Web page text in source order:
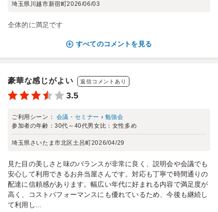
埼玉県川越市新宿町2026/06/03
全体的に満足です
すべてのコメントを見る
豪華な感じがよい 返信コメントあり
3.5
ご利用シーン： 会議・セミナー › 勉強会
参加者の年齢：30代～40代男女比： 女性多め
埼玉県さいたま市北区土呂町2026/04/29
見た目の美しさと味のバランスが非常に良く、説明会や会議でも
安心して利用できるお弁当屋さんです。対応も丁寧で時間通りの
配達に信頼感があります。幅広い年代に好まれる内容で満足度が
高く、コストパフォーマンスにも優れているため、今後も継続し
て利用し...